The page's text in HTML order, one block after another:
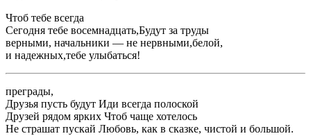
​Чтоб тебе всегда ​
​Сегодня тебе восемнадцать,​Будут за труды ​
​верными, начальники — не нервными,​белой,​
​и надежных,​тебе улыбаться!​
​преграды,​
​Друзья пусть будут ​Иди всегда полоской ​
​Друзей рядом ярких ​Чтоб чаще хотелось ​
​Не страшат пускай ​Любовь, как в сказке, чистой и большой.​